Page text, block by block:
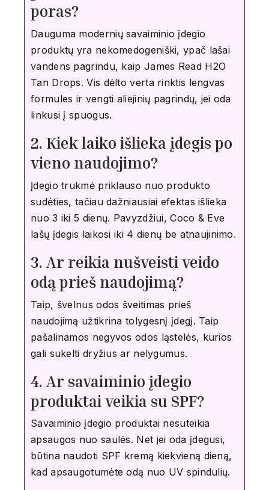
poras?
Dauguma modernių savaiminio įdegio
produktų yra nekomedogeniški, ypač lašai
vandens pagrindu, kaip James Read H2O
Tan Drops. Vis dėlto verta rinktis lengvas
formules ir vengti aliejinių pagrindų, jei oda
linkusi į spuogus.
2. Kiek laiko išlieka įdegis po
vieno naudojimo?
Įdegio trukmė priklauso nuo produkto
sudėties, tačiau dažniausiai efektas išlieka
nuo 3 iki 5 dienų. Pavyzdžiui, Coco & Eve
lašų įdegis laikosi iki 4 dienų be atnaujinimo.
3. Ar reikia nušveisti veido
odą prieš naudojimą?
Taip, švelnus odos šveitimas prieš
naudojimą užtikrina tolygesnį įdegį. Taip
pašalinamos negyvos odos ląstelės, kurios
gali sukelti dryžius ar nelygumus.
4. Ar savaiminio įdegio
produktai veikia su SPF?
Savaiminio įdegio produktai nesuteikia
apsaugos nuo saulės. Net jei oda įdegusi,
būtina naudoti SPF kremą kiekvieną dieną,
kad apsaugotumėte odą nuo UV spindulių.